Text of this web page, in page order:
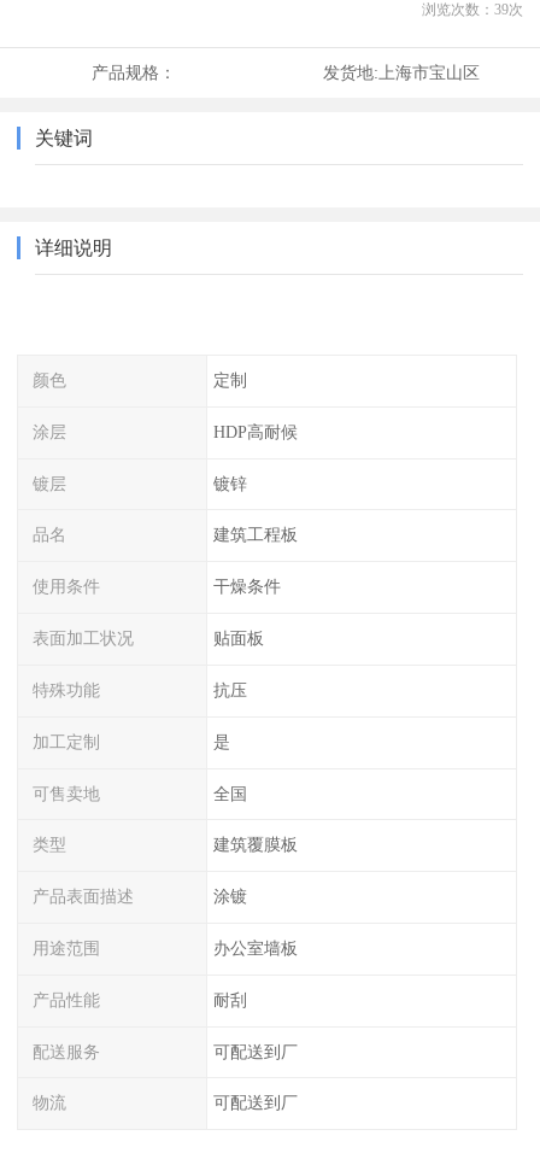
浏览次数： 39次
产品规格： 发货地: 上海市宝山区
关键词
详细说明
颜色 定制
涂层 HDP高耐候
镀层 镀锌
品名 建筑工程板
使用条件 干燥条件
表面加工状况 贴面板
特殊功能 抗压
加工定制 是
可售卖地 全国
类型 建筑覆膜板
产品表面描述 涂镀
用途范围 办公室墙板
产品性能 耐刮
配送服务 可配送到厂
物流 可配送到厂